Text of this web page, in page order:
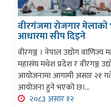
वीरगंजमा रोजगार
आधारमा सीप दिइने
वीरगञ्ज । नेपाल उद्योग वाणिज्य
महासंघ मधेश प्रदेश र वीरगञ्ज
आयोजनामा आगामी असार २१ गते
आयोजना हुने भएको छ।...
२०८३ असार १२